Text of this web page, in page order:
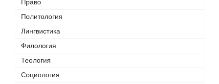
Право
Политология
Лингвистика
Филология
Теология
Социология